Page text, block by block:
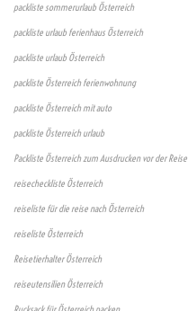
packliste sommerurlaub Österreich
packliste urlaub ferienhaus Österreich
packliste urlaub Österreich
packliste Österreich ferienwohnung
packliste Österreich mit auto
packliste Österreich urlaub
Packliste Österreich zum Ausdrucken vor der Reise
reisecheckliste Österreich
reiseliste für die reise nach Österreich
reiseliste Österreich
Reisetierhalter Österreich
reiseutensilien Österreich